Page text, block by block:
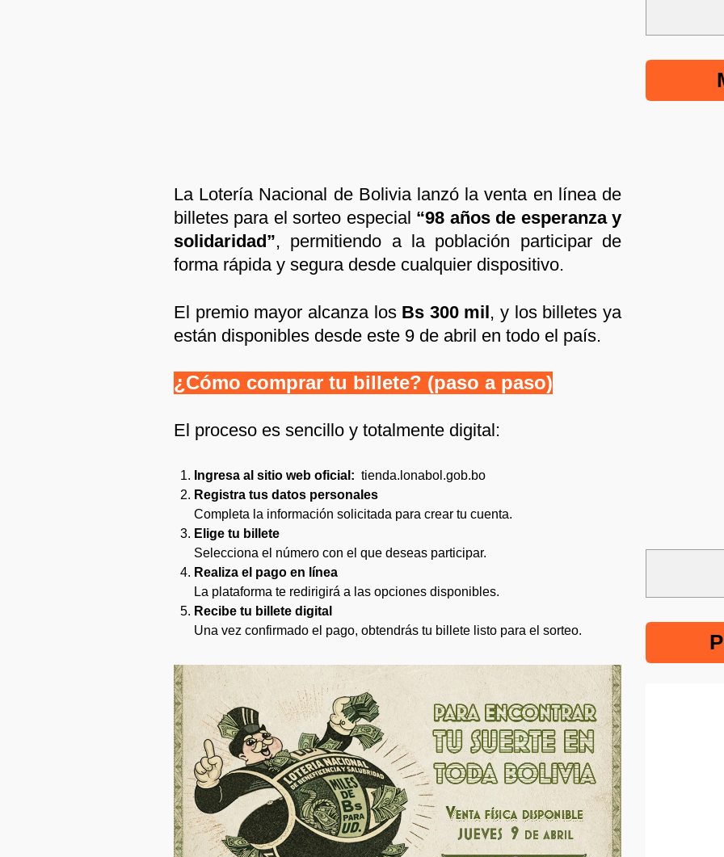
La Lotería Nacional de Bolivia lanzó la venta en línea de
billetes para el sorteo especial “98 años de esperanza y
solidaridad”, permitiendo a la población participar de
forma rápida y segura desde cualquier dispositivo.
El premio mayor alcanza los Bs 300 mil, y los billetes ya
están disponibles desde este 9 de abril en todo el país.
¿Cómo comprar tu billete? (paso a paso)
El proceso es sencillo y totalmente digital:
Ingresa al sitio web oficial: tienda.lonabol.gob.bo
Registra tus datos personales
Completa la información solicitada para crear tu cuenta.
Elige tu billete
Selecciona el número con el que deseas participar.
Realiza el pago en línea
La plataforma te redirigirá a las opciones disponibles.
Recibe tu billete digital
Una vez confirmado el pago, obtendrás tu billete listo para el sorteo.